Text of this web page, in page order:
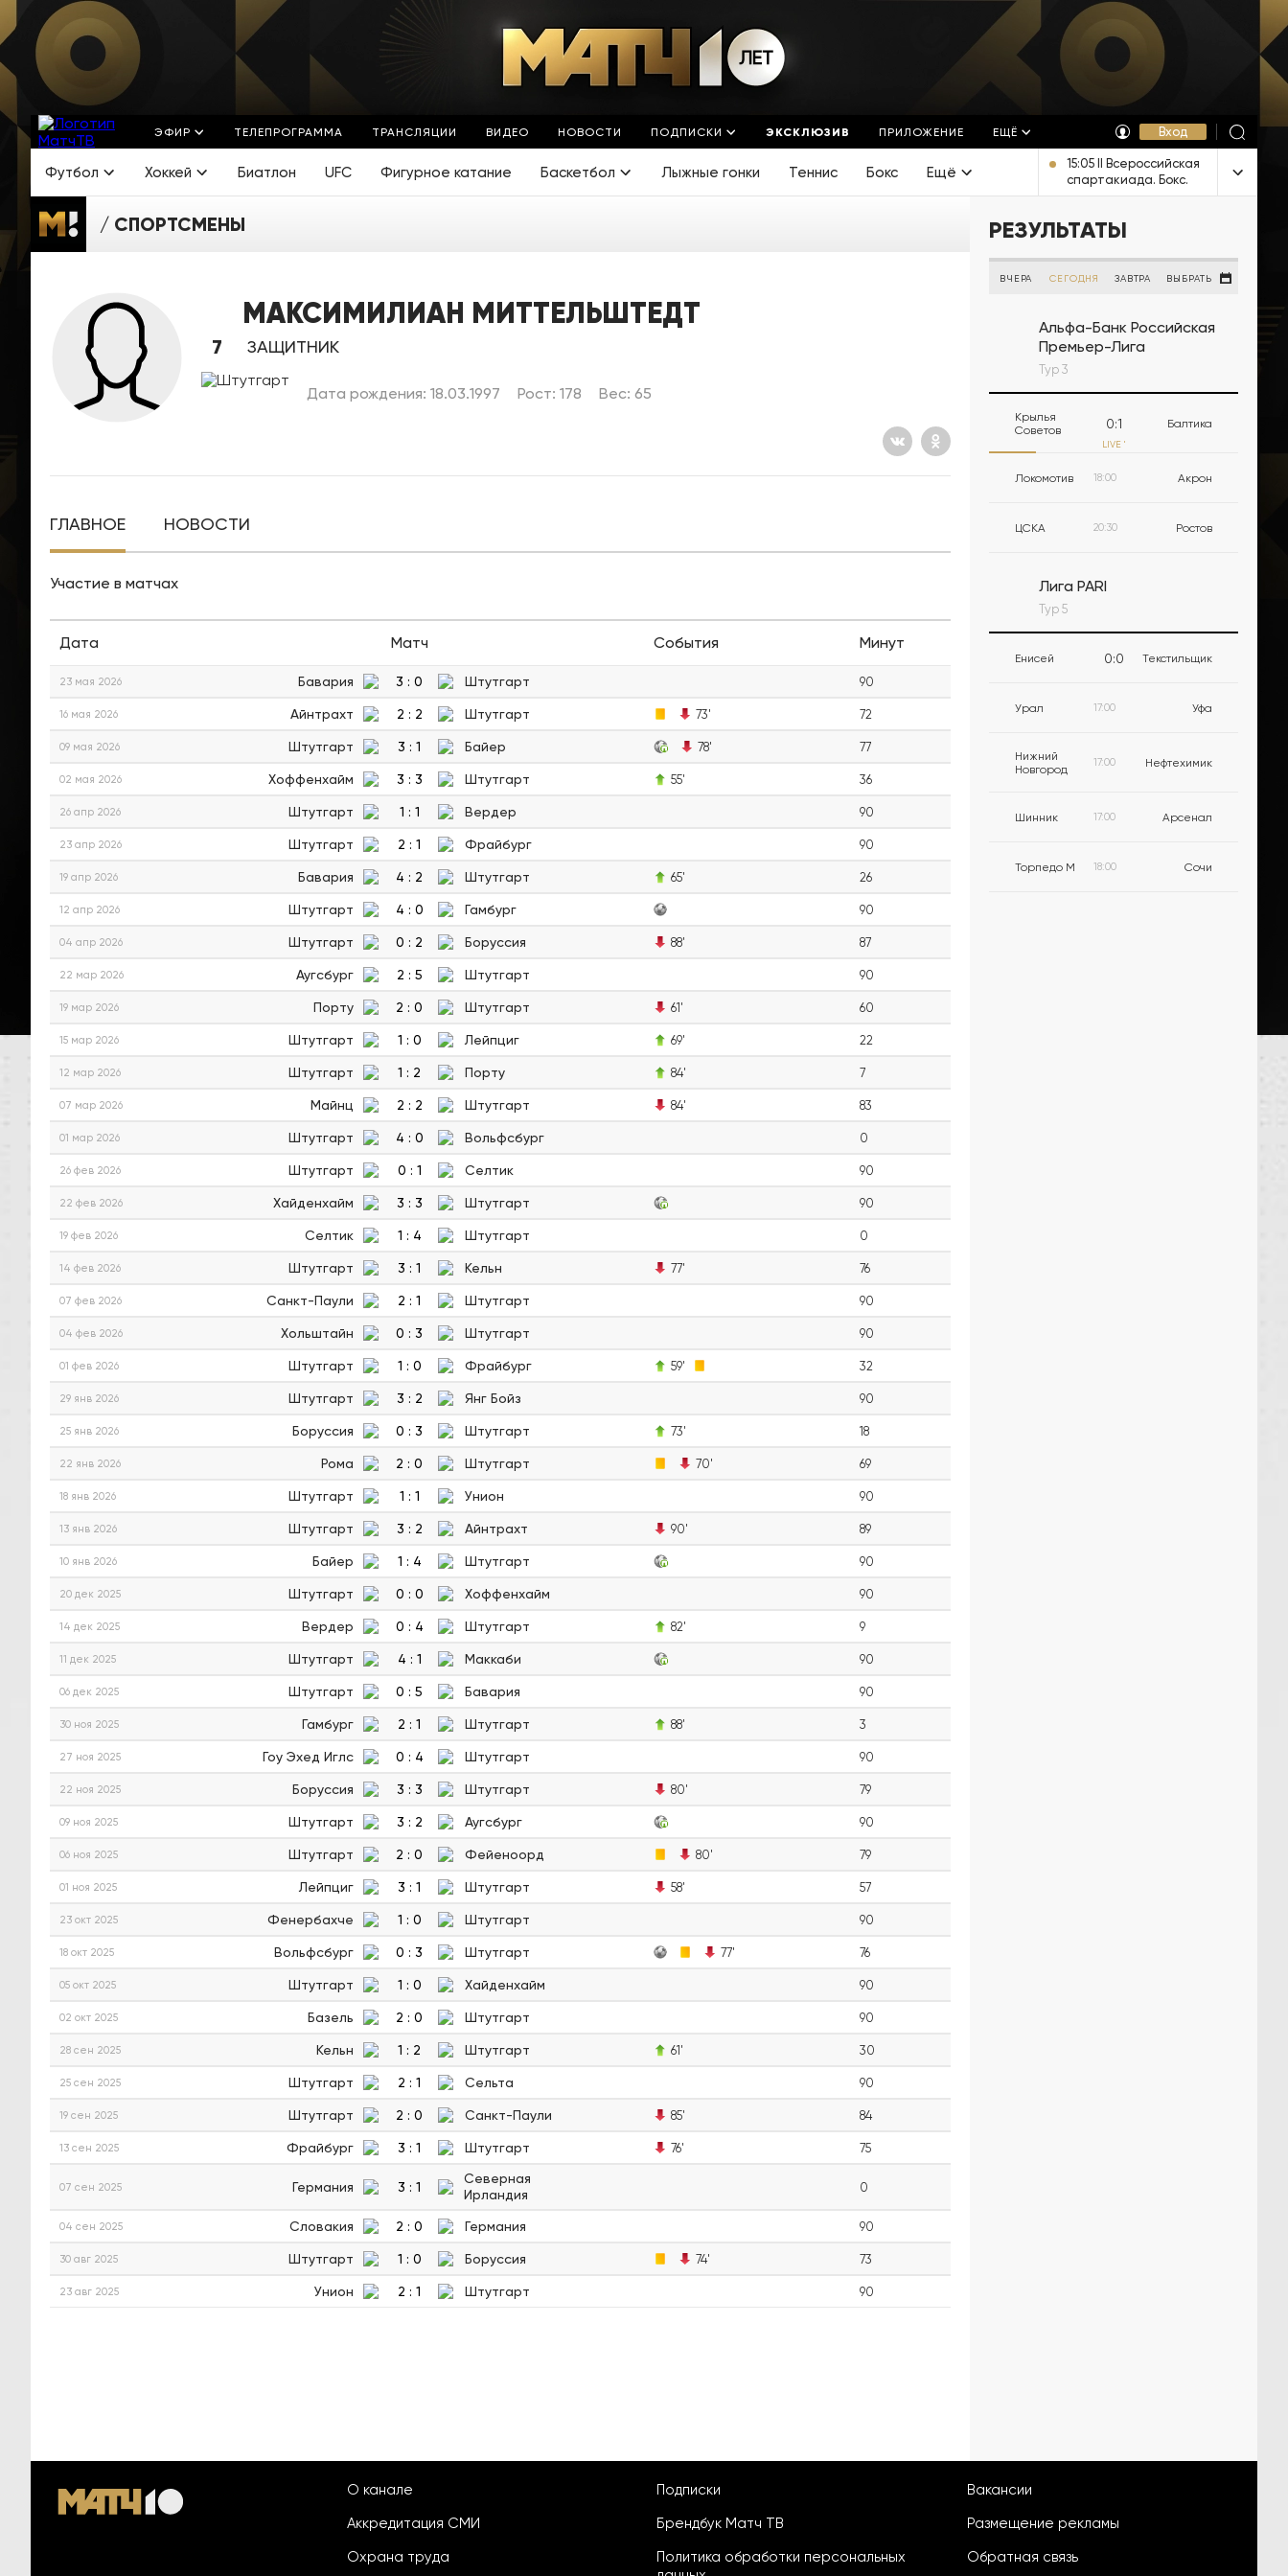
ЭФИР ТЕЛЕПРОГРАММА ТРАНСЛЯЦИИ ВИДЕО НОВОСТИ ПОДПИСКИ ЭКСКЛЮЗИВ ПРИЛОЖЕНИЕ ЕЩЁ Вход
Футбол Хоккей Биатлон UFC Фигурное катание Баскетбол Лыжные гонки Теннис Бокс Ещё
15:05 II Всероссийская
спартакиада. Бокс.
Финалы. Прямая
Челябинска
СПОРТСМЕНЫ
МАКСИМИЛИАН МИТТЕЛЬШТЕДТ
7 ЗАЩИТНИК
Дата рождения: 18.03.1997 Рост: 178 Вес: 65
ГЛАВНОЕ НОВОСТИ
Участие в матчах
Дата Матч События Минут
23 мая 2026 Бавария 3 : 0 Штутгарт 90
16 мая 2026 Айнтрахт 2 : 2 Штутгарт 73' 72
09 мая 2026 Штутгарт 3 : 1 Байер 78' 77
02 мая 2026 Хоффенхайм 3 : 3 Штутгарт 55' 36
26 апр 2026 Штутгарт 1 : 1 Вердер 90
23 апр 2026 Штутгарт 2 : 1 Фрайбург 90
19 апр 2026 Бавария 4 : 2 Штутгарт 65' 26
12 апр 2026 Штутгарт 4 : 0 Гамбург 90
04 апр 2026 Штутгарт 0 : 2 Боруссия 88' 87
22 мар 2026 Аугсбург 2 : 5 Штутгарт 90
19 мар 2026 Порту 2 : 0 Штутгарт 61' 60
15 мар 2026 Штутгарт 1 : 0 Лейпциг 69' 22
12 мар 2026 Штутгарт 1 : 2 Порту 84' 7
07 мар 2026 Майнц 2 : 2 Штутгарт 84' 83
01 мар 2026 Штутгарт 4 : 0 Вольфсбург 0
26 фев 2026 Штутгарт 0 : 1 Селтик 90
22 фев 2026 Хайденхайм 3 : 3 Штутгарт 90
19 фев 2026 Селтик 1 : 4 Штутгарт 0
14 фев 2026 Штутгарт 3 : 1 Кельн 77' 76
07 фев 2026 Санкт-Паули 2 : 1 Штутгарт 90
04 фев 2026 Хольштайн 0 : 3 Штутгарт 90
01 фев 2026 Штутгарт 1 : 0 Фрайбург 59' 32
29 янв 2026 Штутгарт 3 : 2 Янг Бойз 90
25 янв 2026 Боруссия 0 : 3 Штутгарт 73' 18
22 янв 2026 Рома 2 : 0 Штутгарт 70' 69
18 янв 2026 Штутгарт 1 : 1 Унион 90
13 янв 2026 Штутгарт 3 : 2 Айнтрахт 90' 89
10 янв 2026 Байер 1 : 4 Штутгарт 90
20 дек 2025 Штутгарт 0 : 0 Хоффенхайм 90
14 дек 2025 Вердер 0 : 4 Штутгарт 82' 9
11 дек 2025 Штутгарт 4 : 1 Маккаби 90
06 дек 2025 Штутгарт 0 : 5 Бавария 90
30 ноя 2025 Гамбург 2 : 1 Штутгарт 88' 3
27 ноя 2025 Гоу Эхед Иглс 0 : 4 Штутгарт 90
22 ноя 2025 Боруссия 3 : 3 Штутгарт 80' 79
09 ноя 2025 Штутгарт 3 : 2 Аугсбург 90
06 ноя 2025 Штутгарт 2 : 0 Фейеноорд 80' 79
01 ноя 2025 Лейпциг 3 : 1 Штутгарт 58' 57
23 окт 2025 Фенербахче 1 : 0 Штутгарт 90
18 окт 2025 Вольфсбург 0 : 3 Штутгарт 77' 76
05 окт 2025 Штутгарт 1 : 0 Хайденхайм 90
02 окт 2025 Базель 2 : 0 Штутгарт 90
28 сен 2025 Кельн 1 : 2 Штутгарт 61' 30
25 сен 2025 Штутгарт 2 : 1 Сельта 90
19 сен 2025 Штутгарт 2 : 0 Санкт-Паули 85' 84
13 сен 2025 Фрайбург 3 : 1 Штутгарт 76' 75
07 сен 2025 Германия 3 : 1
Северная
Ирландия
0
04 сен 2025 Словакия 2 : 0 Германия 90
30 авг 2025 Штутгарт 1 : 0 Боруссия 74' 73
23 авг 2025 Унион 2 : 1 Штутгарт 90
РЕЗУЛЬТАТЫ
ВЧЕРА СЕГОДНЯ ЗАВТРА ВЫБРАТЬ
Альфа-Банк Российская
Премьер-Лига
Тур 3
Крылья
Советов
0:1 Балтика
LIVE '
Локомотив 18:00 Акрон
ЦСКА 20:30 Ростов
Лига PARI
Тур 5
Енисей 0:0 Текстильщик
Урал 17:00 Уфа
Нижний
Новгород
17:00 Нефтехимик
Шинник 17:00 Арсенал
Торпедо М 18:00 Сочи
О канале
Аккредитация СМИ
Охрана труда
Подписки
Брендбук Матч ТВ
Политика обработки персональных
Вакансии
Размещение рекламы
Обратная связь